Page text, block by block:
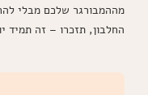
מההמבורגר שלכם מבלי
החלבון, תזכרו – זה תמיד